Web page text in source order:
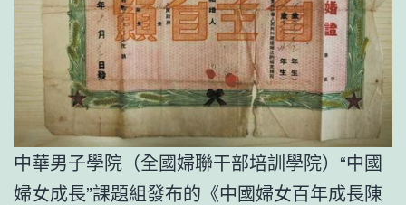
中華男子學院（全國婦聯干部培訓學院）“中國
婦女成長”課題組發布的《中國婦女百年成長陳